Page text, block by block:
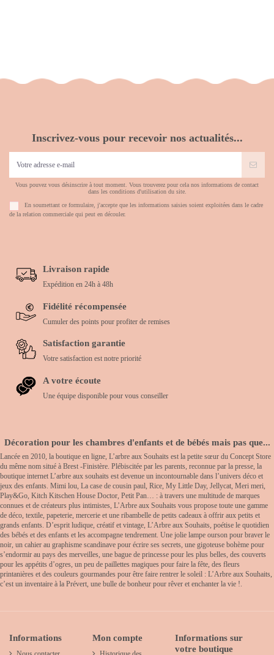
Inscrivez-vous pour recevoir nos actualités...
Vous pouvez vous désinscrire à tout moment. Vous trouverez pour cela nos informations de contact
dans les conditions d'utilisation du site.
En soumettant ce formulaire, j'accepte que les informations saisies soient exploitées dans le cadre
de la relation commerciale qui peut en découler.
Livraison rapide
Expédition en 24h à 48h
Fidélité récompensée
Cumuler des points pour profiter de remises
Satisfaction garantie
Votre satisfaction est notre priorité
A votre écoute
Une équipe disponible pour vous conseiller
Décoration pour les chambres d'enfants et de bébés mais pas que...
Lancée en 2010, la boutique en ligne, L’arbre aux Souhaits est la petite sœur du Concept Store
du même nom situé à Brest -Finistère. Plébiscitée par les parents, reconnue par la presse, la
boutique internet L’arbre aux souhaits est devenue un incontournable dans l’univers déco et
jeux des enfants. Mimi lou, La case de cousin paul, Rice, My Little Day, Jellycat, Meri meri,
Play&Go, Kitch Kitschen House Doctor, Petit Pan… : à travers une multitude de marques
connues et de créateurs plus intimistes, L’Arbre aux Souhaits vous propose toute une gamme
de déco, textile, papeterie, mercerie et une ribambelle de petits cadeaux à offrir aux petits et
grands enfants. D’esprit ludique, créatif et vintage, L’Arbre aux Souhaits, poétise le quotidien
des bébés et des enfants et les accompagne tendrement. Une jolie lampe ourson pour braver le
noir, un cahier au graphisme scandinave pour écrire ses secrets, une gigoteuse bohème pour
s’endormir au pays des merveilles, une bague de princesse pour les plus belles, des couverts
pour les appétits d’ogres, un peu de paillettes magiques pour faire la fête, des fleurs
printanières et des couleurs gourmandes pour être faire rentrer le soleil : L’Arbre aux Souhaits,
c’est un inventaire à la Prévert, une bulle de bonheur pour rêver et enchanter la vie !.
Informations Mon compte
Informations sur
votre boutique